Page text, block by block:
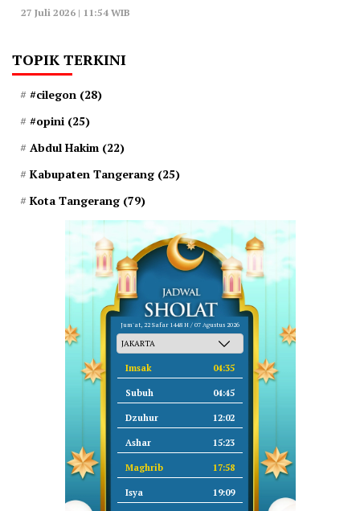
27 Juli 2026 | 11:54 WIB
TOPIK TERKINI
#cilegon (28)
#opini (25)
Abdul Hakim (22)
Kabupaten Tangerang (25)
Kota Tangerang (79)
Jum'at, 22 Safar 1448 H / 07 Agustus 2026
Imsak 04:35
Subuh 04:45
Dzuhur 12:02
Ashar 15:23
Maghrib 17:58
Isya 19:09